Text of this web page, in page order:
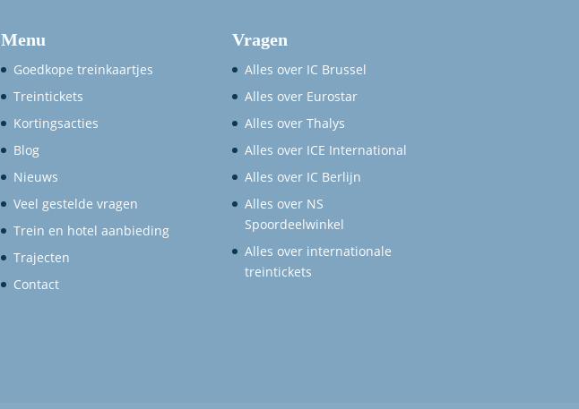
Menu
Goedkope treinkaartjes
Treintickets
Kortingsacties
Blog
Nieuws
Veel gestelde vragen
Trein en hotel aanbieding
Trajecten
Contact
Vragen
Alles over IC Brussel
Alles over Eurostar
Alles over Thalys
Alles over ICE International
Alles over IC Berlijn
Alles over NS
Spoordeelwinkel
Alles over internationale
treintickets